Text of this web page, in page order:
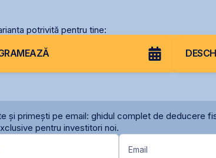
potrivită pentru tine:
și primești pe email: ghidul complet de deducere
pentru investitori noi.
Email